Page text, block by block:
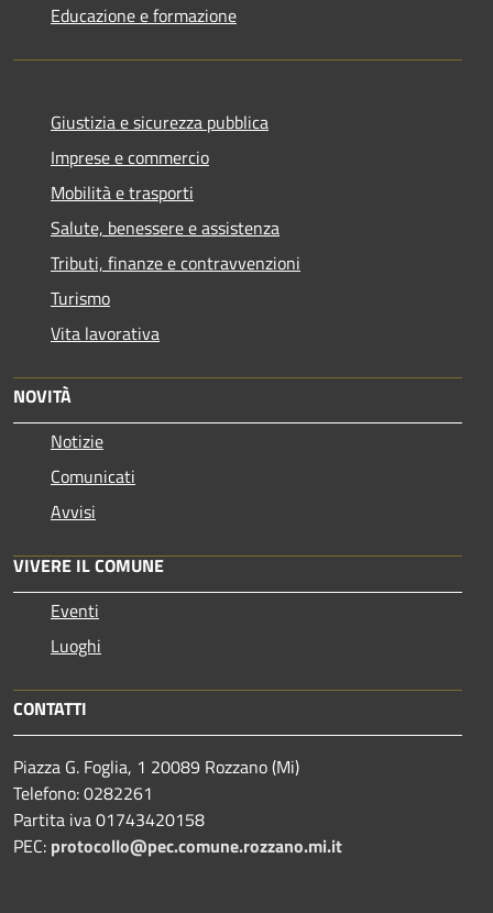
Educazione e formazione
Giustizia e sicurezza pubblica
Imprese e commercio
Mobilità e trasporti
Salute, benessere e assistenza
Tributi, finanze e contravvenzioni
Turismo
Vita lavorativa
NOVITÀ
Notizie
Comunicati
Avvisi
VIVERE IL COMUNE
Eventi
Luoghi
CONTATTI
Piazza G. Foglia, 1 20089 Rozzano (Mi)
Telefono: 0282261
Partita iva 01743420158
PEC: protocollo@pec.comune.rozzano.mi.it